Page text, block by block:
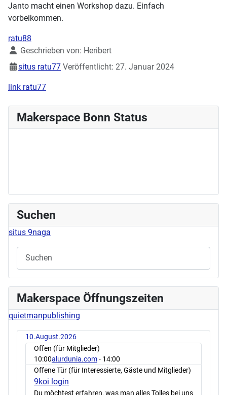
Janto macht einen Workshop dazu. Einfach
vorbeikommen.
ratu88
DetailsGeschrieben von: Heribert
situs ratu77 Veröffentlicht: 27. Januar 2024
link ratu77
Makerspace Bonn Status
Suchen
situs 9naga
Makerspace Öffnungszeiten
quietmanpublishing
10.August.2026
Offen (für Mitglieder)
10:00alurdunia.com- 14:00
Offene Tür (für Interessierte, Gäste und Mitglieder)
9koi login
Du möchtest erfahren, was man alles Tolles bei uns